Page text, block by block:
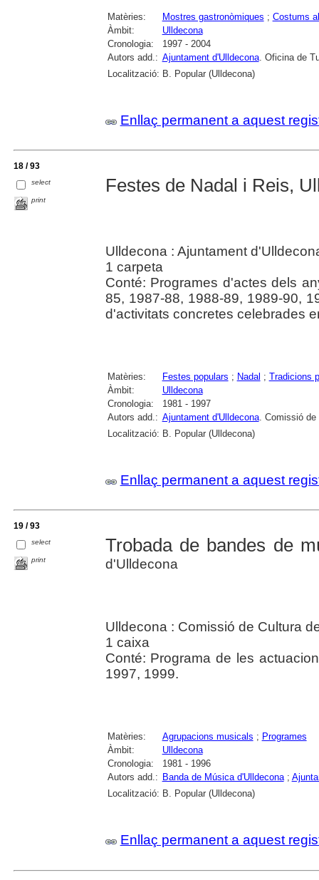
Matèries: Mostres gastronòmiques ; Costums
Àmbit:
Ulldecona
Cronologia:
1997 - 2004
Autors add.: Ajuntament d'Ulldecona. Oficina de
Localització: B. Popular (Ulldecona)
Enllaç permanent a aquest
18 / 93
select
print
Festes de Nadal i Reis,
Ulldecona : Ajuntament
1 carpeta
Conté: Programes d'actes dels
85, 1987-88, 1988-89, 1989-90,
d'activitats concretes celebrades
Matèries: Festes populars ; Nadal ; Tradicions
Àmbit:
Ulldecona
Cronologia:
1981 - 1997
Autors add.: Ajuntament d'Ulldecona. Comissió de
Localització: B. Popular (Ulldecona)
Enllaç permanent a aquest
19 / 93
select
print
Trobada de bandes de
d'Ulldecona
Ulldecona : Comissió de Cultura
1 caixa
Conté: Programa de les
1997, 1999.
Matèries: Agrupacions musicals ; Programes
Àmbit:
Ulldecona
Cronologia:
1981 - 1996
Autors add.: Banda de Música d'Ulldecona;
Localització: B. Popular (Ulldecona)
Enllaç permanent a aquest